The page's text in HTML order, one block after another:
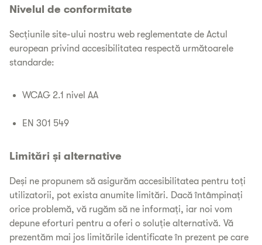
Nivelul de conformitate
Secțiunile site-ului nostru web reglementate de Actul
european privind accesibilitatea respectă următoarele
standarde:
WCAG 2.1 nivel AA
EN 301 549
Limitări și alternative
Deși ne propunem să asigurăm accesibilitatea pentru toți
utilizatorii, pot exista anumite limitări. Dacă întâmpinați
orice problemă, vă rugăm să ne informați, iar noi vom
depune eforturi pentru a oferi o soluție alternativă. Vă
prezentăm mai jos limitările identificate în prezent pe care